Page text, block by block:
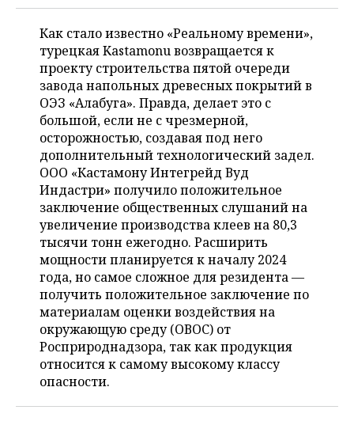
КОРОЛИ ГОСЗАКАЗА ПФО
ВУЗЫ ТАТАРСТАНА
КОМУ ПРИНАДЛЕЖАТ
ТОРГОВЫЕ ЦЕНТРЫ
ТАТАРСТАНА
ФИНАНСЫ
БАНКИ
БЮДЖЕТ
ИНВЕСТИЦИИ
НОВОСТИ
АГРОПРОМ
МАШИНОСТРОЕНИЕ
НЕФТЕХИМИЯ
НЕФТЬ
ОПК
ЭНЕРГЕТИКА
НЕДВИЖИМОСТЬ
НОВОСТИ НЕДВИЖИМОСТИ
АВТО
НОВОСТИ АВТО
БИЗНЕС
НОВОСТИ БИЗНЕСА
РОЗНИЧНАЯ ТОРГОВЛЯ
ТРАНСПОРТ
УСЛУГИ
ТЕХНОЛОГИИ
НОВОСТИ ТЕХНОЛОГИЙ
МЕДИА
ТЕЛЕКОММУНИКАЦИИ
МЕРОПРИЯТИЯ
НОВОСТИ МЕРОПРИЯТИЙ
ВЫЕЗДНАЯ РЕДАКЦИЯ
БИЗНЕС-БРАНЧИ
ONLINE-КОНФЕРЕНЦИИ
ОТКРЫТАЯ ЛЕКЦИЯ
СПОРТ
НОВОСТИ СПОРТА
ФУТБОЛ
ХОККЕЙ
БАСКЕТБОЛ
ВОЛЕЙБОЛ
КИБЕРСПОРТ
ОБЩЕСТВО
НОВОСТИ ОБЩЕСТВА
ВЛАСТЬ
ИНФРАСТРУКТУРА
ИСТОРИЯ
КУЛЬТУРА
ФОТОГАЛЕРЕЯ
СЮЖЕТЫ
СПРАВОЧНИК
СПИСОК ПЕРСОН
СПИСОК КОМПАНИЙ
ПОЛНАЯ ВЕРСИЯ
Как стало известно «Реальному времени»,
турецкая Kastamonu возвращается к
проекту строительства пятой очереди
завода напольных древесных покрытий в
ОЭЗ «Алабуга». Правда, делает это с
большой, если не с чрезмерной,
осторожностью, создавая под него
дополнительный технологический задел.
ООО «Кастамону Интегрейд Вуд
Индастри» получило положительное
заключение общественных слушаний на
увеличение производства клеев на 80,3
тысячи тонн ежегодно. Расширить
мощности планируется к началу 2024
года, но самое сложное для резидента —
получить положительное заключение по
материалам оценки воздействия на
окружающую среду (ОВОС) от
Росприроднадзора, так как продукция
относится к самому высокому классу
опасности.